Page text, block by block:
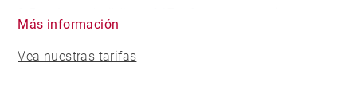
Más información
Vea nuestras tarifas